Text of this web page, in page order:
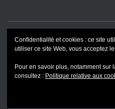
ACCUEIL EVENEMENTS
Confidentialité et cookies : ce site
utiliser ce site Web, vous acceptez
Pour en savoir plus, notamment sur
consultez : Politique relative aux